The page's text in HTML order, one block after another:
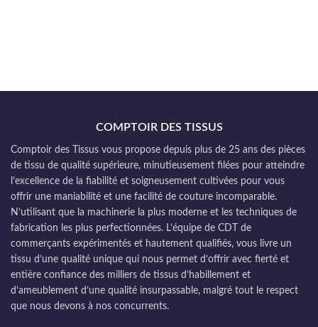
COMPTOIR DES TISSUS
Comptoir des Tissus vous propose depuis plus de 25 ans des pièces
de tissu de qualité supérieure, minutieusement filées pour atteindre
l’excellence de la fiabilité et soigneusement cultivées pour vous
offrir une maniabilité et une facilité de couture incomparable.
N’utilisant que la machinerie la plus moderne et les techniques de
fabrication les plus perfectionnées. L’équipe de CDT de
commerçants expérimentés et hautement qualifiés, vous livre un
tissu d’une qualité unique qui nous permet d’offrir avec fierté et
entière confiance des milliers de tissus d’habillement et
d’ameublement d’une qualité insurpassable, malgré tout le respect
que nous devons à nos concurrents.